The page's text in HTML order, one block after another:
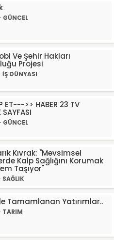
GÜNCEL
Ve Şehir Hakları
Projesi
İŞ DÜNYASI
ET--->> HABER 23 TV
SAYFASI
GÜNCEL
Kıvrak: "Mevsimsel
Kalp Sağlığını Korumak
Taşıyor"
SAĞLIK
Tamamlanan Yatırımlar..
TARIM